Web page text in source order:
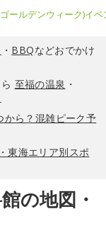
ールデンウィーク)イ
・ BBQなどおでかけ
至福の温泉 ・
から？混雑ピーク予
東海エリア別スポ
の地図・